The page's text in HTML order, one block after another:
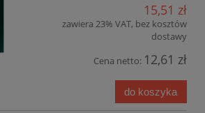
15,51 zł
zawiera 23% VAT, bez kosztów
dostawy
Cena netto: 12,61 zł
do koszyka